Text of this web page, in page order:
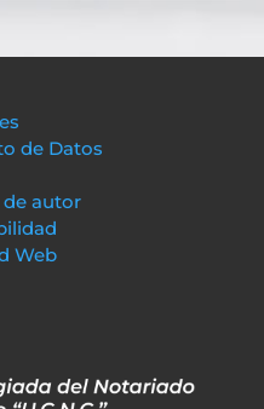
de Datos
de autor
Web